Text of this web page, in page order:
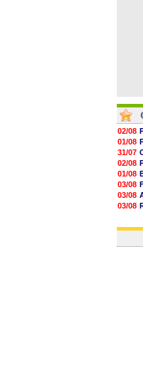
02/08
01/08
31/07
02/08
01/08
03/08
03/08
03/08
31/07